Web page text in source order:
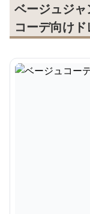
ベージュジ
コーデ向け